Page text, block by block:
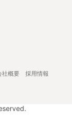
社概要
採用情報